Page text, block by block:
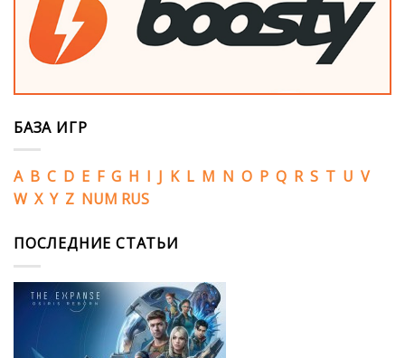
БАЗА ИГР
A B C D E F G H I J K L M N O P Q R S T U V
W X Y Z NUM RUS
ПОСЛЕДНИЕ СТАТЬИ